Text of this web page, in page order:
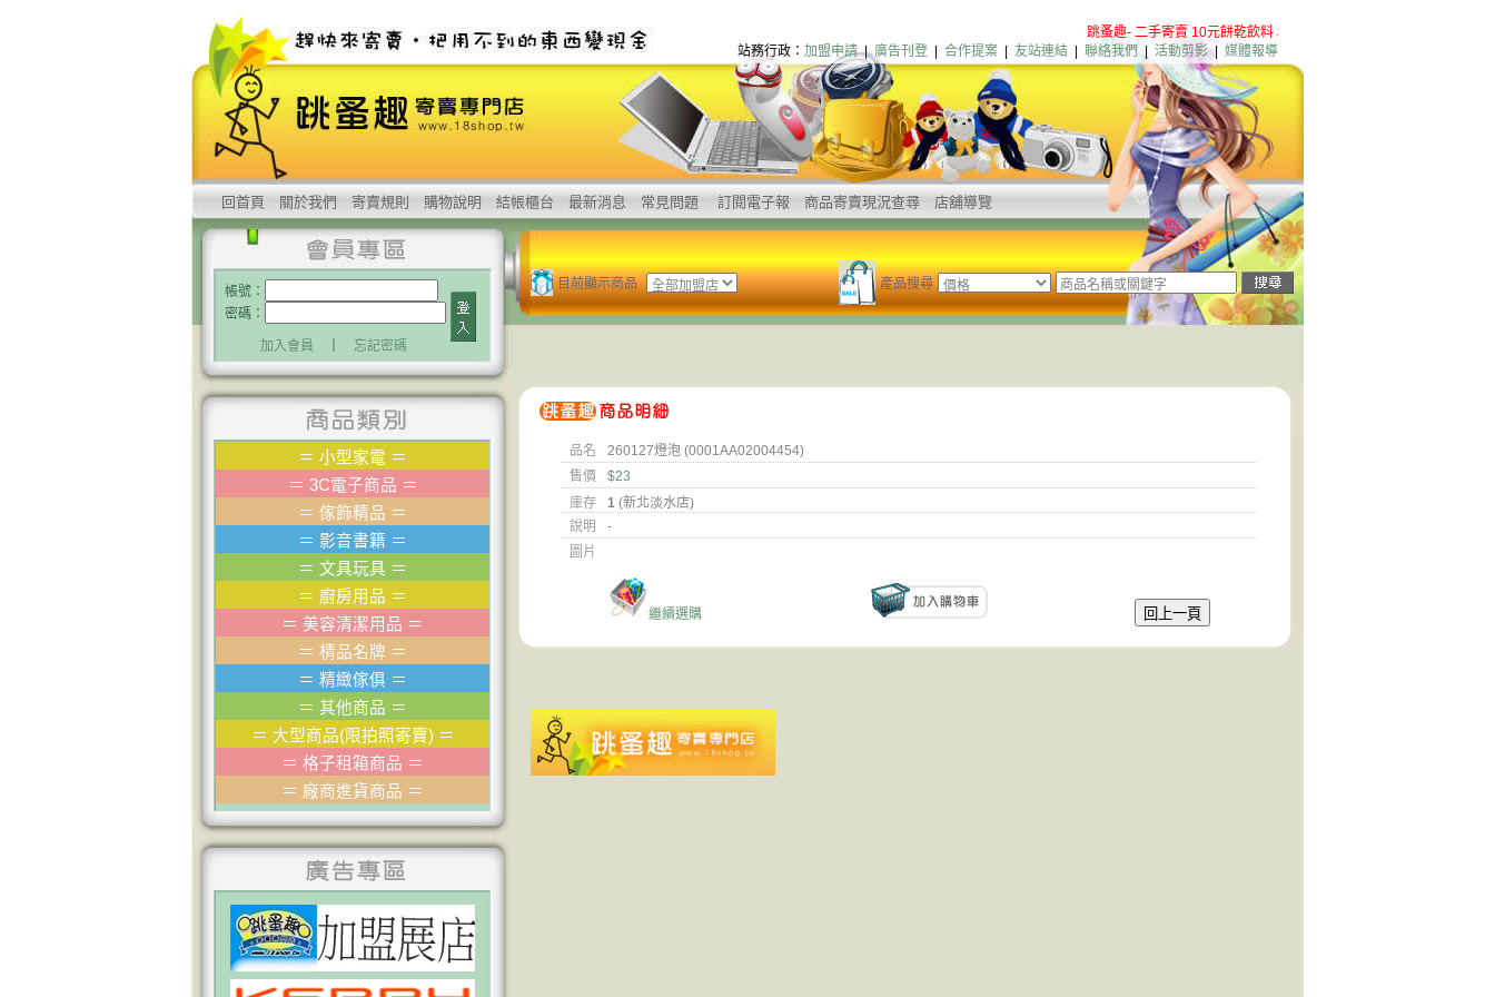
跳蚤趣- 二手寄賣 10元餅乾飲料 粉絲團歡迎加入
站務行政： 加盟申請|廣告刊登 合作提案 友站連結 聯絡我們 | 活動剪影| 媒體報導
回首頁 關於我們 寄賣規則 購物說明 結帳櫃台 最新消息 常見問題 訂閱電子報 商品寄賣現況查尋 店舖導覽
帳號：
密碼：
加入會員 忘記密碼
目前顯示商品 產品搜尋
＝ 小型家電 ＝
＝ 3C電子商品 ＝
＝ 傢飾精品 ＝
＝ 影音書籍 ＝
＝ 文具玩具 ＝
＝ 廚房用品 ＝
＝ 美容清潔用品 ＝
＝ 棈品名牌 ＝
＝ 精緻傢俱 ＝
＝ 其他商品 ＝
＝ 大型商品(限拍照寄賣) ＝
＝ 格子租箱商品 ＝
＝ 廠商進貨商品 ＝
品名
260127燈泡 (0001AA02004454)
售價
$23
庫存
1 (新北淡水店)
說明
-
圖片
繼續選購